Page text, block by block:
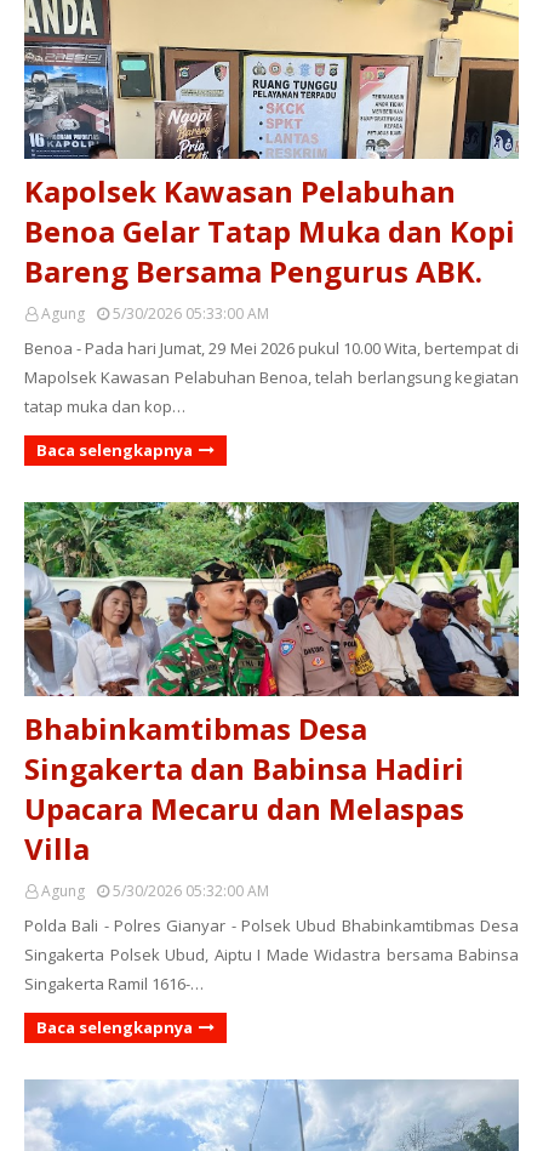
Kapolsek Kawasan Pelabuhan
Benoa Gelar Tatap Muka dan Kopi
Bareng Bersama Pengurus ABK.
Agung 5/30/2026 05:33:00 AM
Benoa - Pada hari Jumat, 29 Mei 2026 pukul 10.00 Wita, bertempat di
Mapolsek Kawasan Pelabuhan Benoa, telah berlangsung kegiatan
tatap muka dan kop…
Baca selengkapnya
Bhabinkamtibmas Desa
Singakerta dan Babinsa Hadiri
Upacara Mecaru dan Melaspas
Villa
Agung 5/30/2026 05:32:00 AM
Polda Bali - Polres Gianyar - Polsek Ubud Bhabinkamtibmas Desa
Singakerta Polsek Ubud, Aiptu I Made Widastra bersama Babinsa
Singakerta Ramil 1616-…
Baca selengkapnya